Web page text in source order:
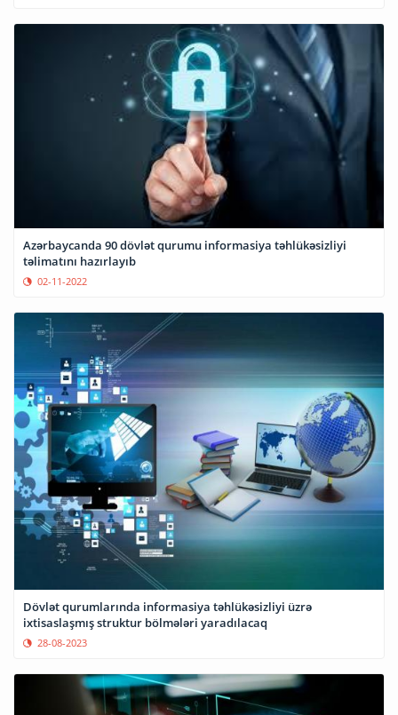
Azərbaycanda 90 dövlət qurumu informasiya təhlükəsizliyi
təlimatını hazırlayıb
02-11-2022
Dövlət qurumlarında informasiya təhlükəsizliyi üzrə
ixtisaslaşmış struktur bölmələri yaradılacaq
28-08-2023